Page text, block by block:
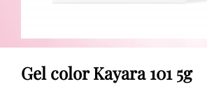
Gel color Kayara 101 5g